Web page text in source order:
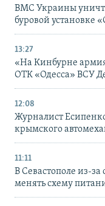
ВМС Украины
буровой установке
13:27
«На Кинбурне
ОТК «Одесса» ВСУ
12:08
Журналист
крымского
11:11
В Севастополе из-
менять схему